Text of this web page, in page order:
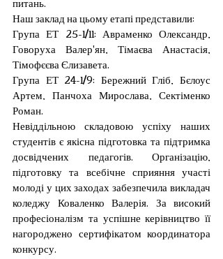
Наш заклад на цьому етапі представили:
Група ЕТ 25-1/11: Авраменко Олександр,
Говоруха Валер'ян, Тімаєва Анастасія,
Тімофєєва Єлизавета.
Група ЕТ 24-1/9: Бережний Гліб, Бєлоус
Артем, Панчоха Мирослава, Сектіменко
Роман.
Невіддільною складовою успіху наших
студентів є якісна підготовка та підтримка
досвідчених педагогів. Організацію,
підготовку та всебічне сприяння участі
молоді у цих заходах забезпечила викладач
коледжу Коваленко Валерія. За високий
професіоналізм та успішне керівництво її
нагороджено сертифікатом координатора
конкурсу.